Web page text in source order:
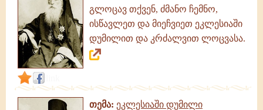
გლოცავ თქვენ, ძმანო ჩემნო,
ისწავლეთ და მიეჩვიეთ ეკლესიაში
დუმილით და კრძალვით ლოცვასა.
თემა: ეკლესიაში დუმილი